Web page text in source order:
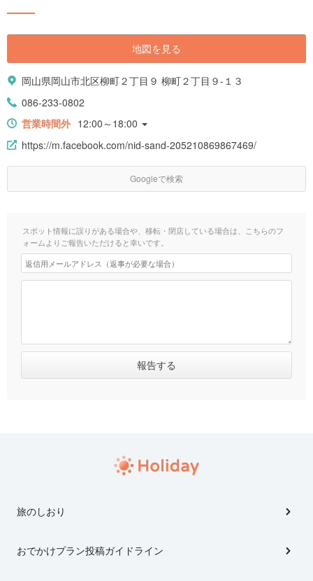
地図を見る
岡山県岡山市北区柳町２丁目９ 柳町２丁目９-１３
086-233-0802
営業時間外 12:00～18:00
https://m.facebook.com/nid-sand-205210869867469/
Googleで検索
スポット情報に誤りがある場合や、移転・閉店している場合は、こちらのフ
ォームよりご報告いただけると幸いです。
旅のしおり
おでかけプラン投稿ガイドライン